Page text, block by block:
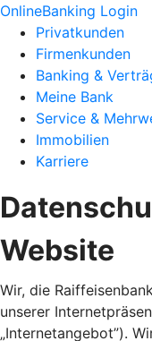
OnlineBanking Login
Privatkunden
Firmenkunden
Banking &
Meine Bank
Service &
Immobilien
Karriere
Website
Wir, die
unserer
„Internetangebot”).